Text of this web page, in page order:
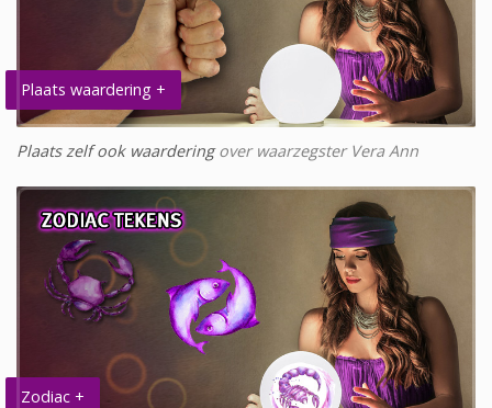
Plaats waardering +
Plaats zelf ook waarderingover waarzegster Vera Ann
Zodiac +